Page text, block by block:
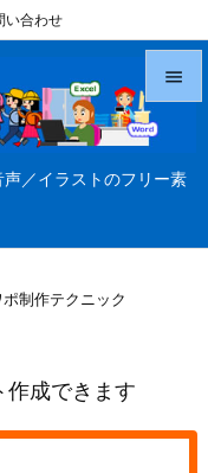
／イラストのフリー素



い合わせ
制作テクニック
作成できます